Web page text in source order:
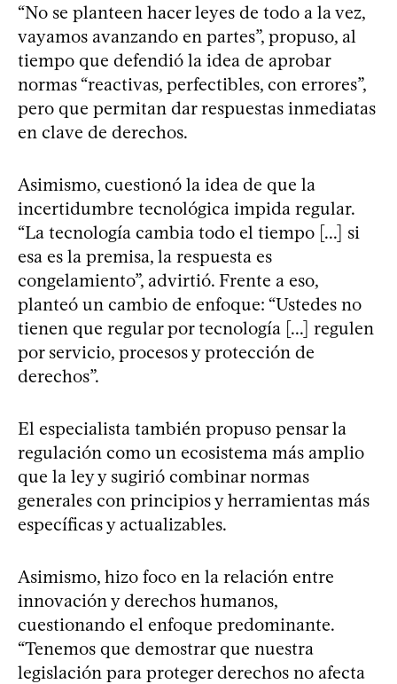
“No se planteen hacer leyes de todo a la vez,
vayamos avanzando en partes”, propuso, al
tiempo que defendió la idea de aprobar
normas “reactivas, perfectibles, con errores”,
pero que permitan dar respuestas inmediatas
en clave de derechos.
Asimismo, cuestionó la idea de que la
incertidumbre tecnológica impida regular.
“La tecnología cambia todo el tiempo [...] si
esa es la premisa, la respuesta es
congelamiento”, advirtió. Frente a eso,
planteó un cambio de enfoque: “Ustedes no
tienen que regular por tecnología [...] regulen
por servicio, procesos y protección de
derechos”.
El especialista también propuso pensar la
regulación como un ecosistema más amplio
que la ley y sugirió combinar normas
generales con principios y herramientas más
específicas y actualizables.
Asimismo, hizo foco en la relación entre
innovación y derechos humanos,
cuestionando el enfoque predominante.
“Tenemos que demostrar que nuestra
legislación para proteger derechos no afecta